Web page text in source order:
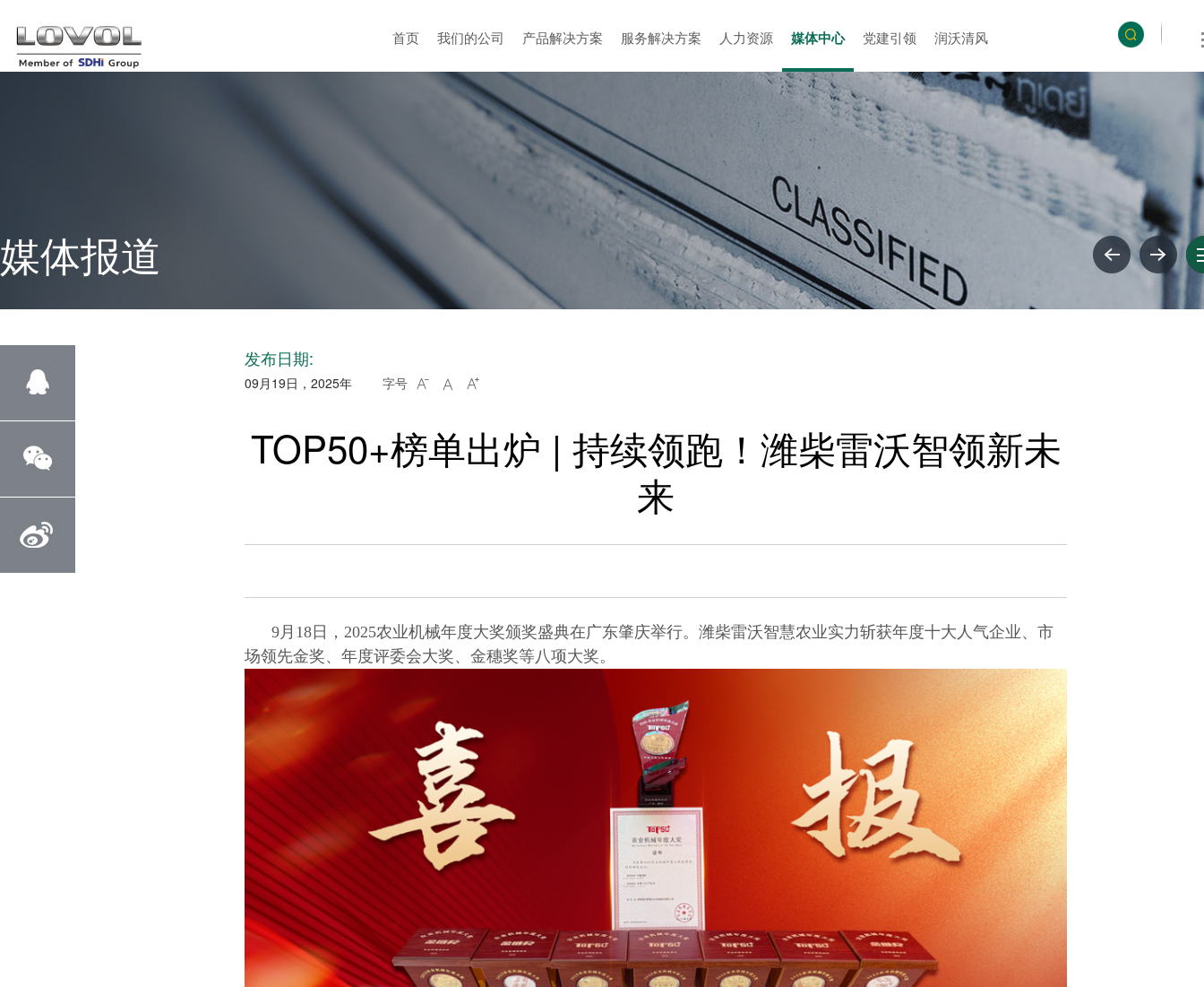
首页 我们的公司 产品解决方案 服务解决方案 人力资源 媒体中心 党建引领 润沃清风
媒体报道
发布日期:
09月19日，2025年 字号   
TOP50+榜单出炉 | 持续领跑！潍柴雷沃智领新未
来
9月18日，2025农业机械年度大奖颁奖盛典在广东肇庆举行。潍柴雷沃智慧农业实力斩获年度十大人气企业、市
场领先金奖、年度评委会大奖、金穗奖等八项大奖。